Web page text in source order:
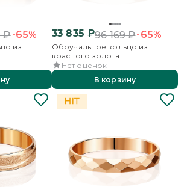
₽-65%
из
33 835 ₽96 169₽-65%
Обручальное кольцо из
красного золота
Нет оценок
В корзину